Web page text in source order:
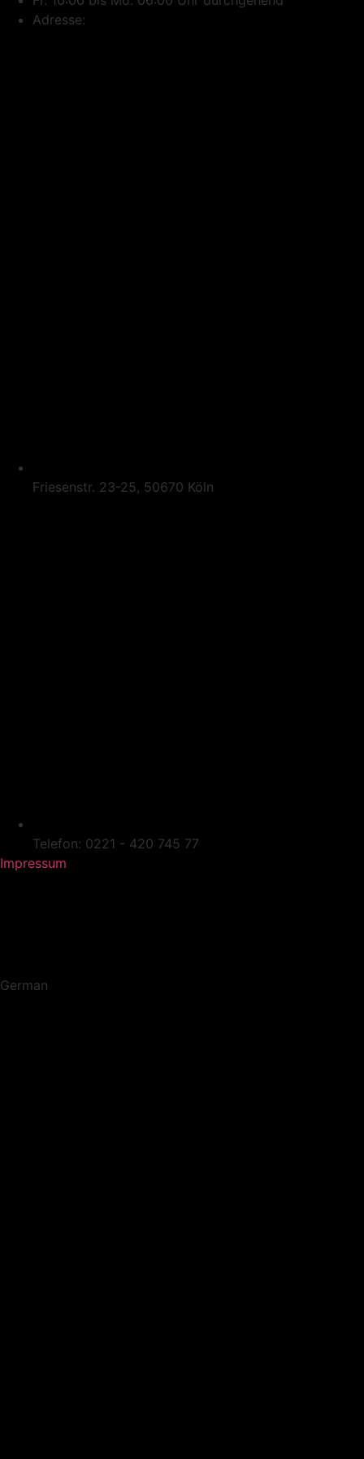
Adresse:
Friesenstr. 23-25, 50670 Köln
Telefon: 0221 - 420 745 77
Impressum
German